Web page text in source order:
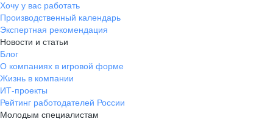
Хочу у вас работать
Производственный календарь
Экспертная рекомендация
Новости и статьи
Блог
О компаниях в игровой форме
Жизнь в компании
ИТ-проекты
Рейтинг работодателей России
Молодым специалистам